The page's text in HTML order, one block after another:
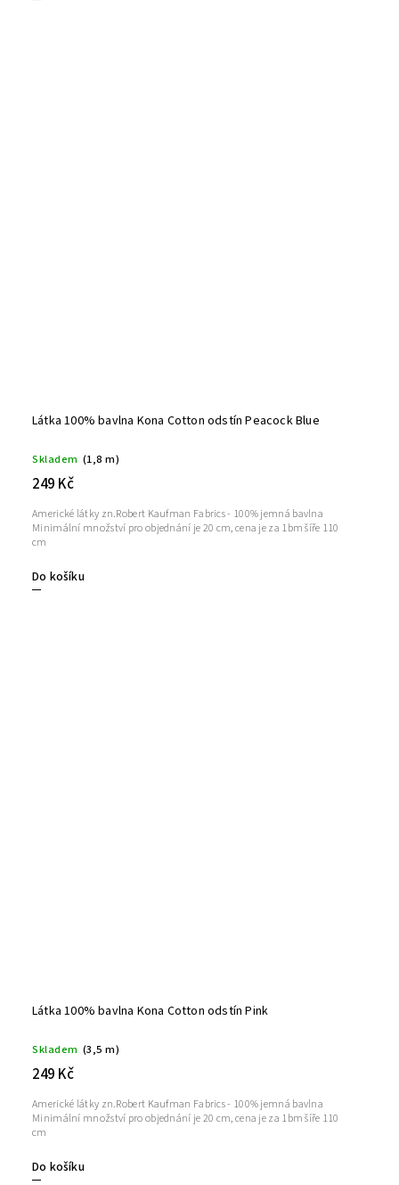
Látka 100% bavlna Kona Cotton odstín Peacock Blue
Skladem (1,8 m)
249 Kč
Do košíku
Americké látky zn.Robert Kaufman Fabrics - 100% jemná bavlna
Minimální množství pro objednání je 20 cm, cena je za 1bm šíře 110
cm
Látka 100% bavlna Kona Cotton odstín Pink
Skladem (3,5 m)
249 Kč
Do košíku
Americké látky zn.Robert Kaufman Fabrics - 100% jemná bavlna
Minimální množství pro objednání je 20 cm, cena je za 1bm šíře 110
cm